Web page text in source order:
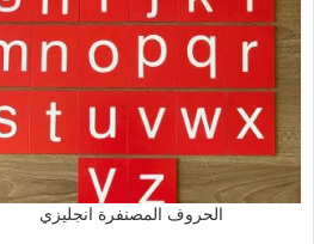
الحروف المصنفرة انجليزي